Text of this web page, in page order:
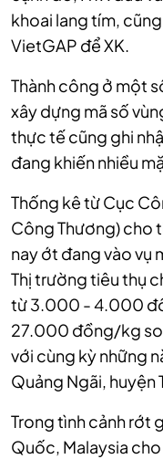
khoai lang tím,
VietGAP để XK.
Thành công ở một
xây dựng mã số
thực tế cũng ghi
đang khiến nhiều
Thống kê từ Cục
Công Thương) cho
nay ớt đang vào vụ
Thị trường tiêu thụ
từ 3.000 - 4.000
27.000 đồng/kg so
với cùng kỳ những
Quảng Ngãi, huyện
Trong tình cảnh rớt
Quốc, Malaysia